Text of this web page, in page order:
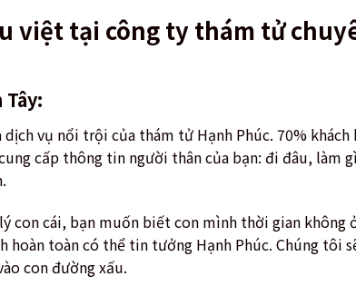
việt tại công ty thám tử
dịch vụ nổi trội của thám tử Hạnh Phúc. 70%
cấp thông tin người thân của bạn: đi đâu, làm
con cái, bạn muốn biết con mình thời gian không
toàn có thể tin tưởng Hạnh Phúc. Chúng tôi
con đường xấu.